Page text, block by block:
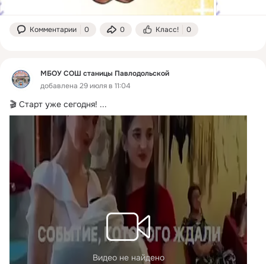
Комментарии 0 0 Класс! 0
МБОУ СОШ станицы Павлодольской
добавлена 29 июля в 11:04
🎬 Старт уже сегодня! ...
Видео не найдено